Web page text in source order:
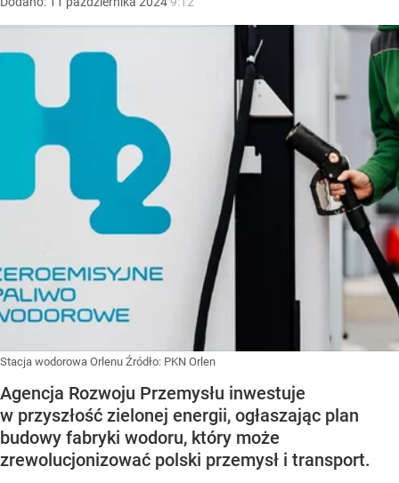
Stacja wodorowa Orlenu Źródło: PKN Orlen
Agencja Rozwoju Przemysłu inwestuje
w przyszłość zielonej energii, ogłaszając plan
budowy fabryki wodoru, który może
zrewolucjonizować polski przemysł i transport.